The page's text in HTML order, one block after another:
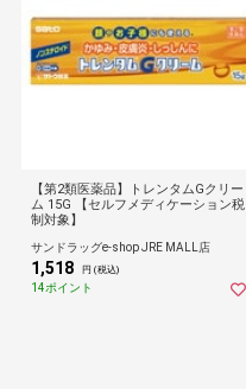
【第2類医薬品】トレンタムGクリー
ム 15G 【セルフメディケーション税
制対象】
サンドラッグe-shop JRE MALL店
1,518 円 (税込)
14ポイント